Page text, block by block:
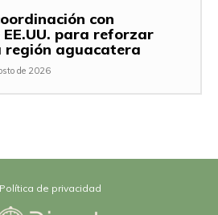
con
para reforzar
región aguacatera
de 2026
Política de privacidad